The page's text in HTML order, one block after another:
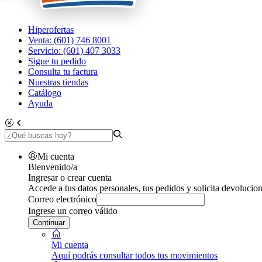
Hiperofertas
Venta: (601) 746 8001
Servicio: (601) 407 3033
Sigue tu pedido
Consulta tu factura
Nuestras tiendas
Catálogo
Ayuda
Mi cuenta
Bienvenido/a
Ingresar o crear cuenta
Accede a tus datos personales, tus pedidos y solicita
Correo electrónico
Ingrese un correo válido
Continuar
Mi cuenta
Aquí podrás consultar todos tus movimientos